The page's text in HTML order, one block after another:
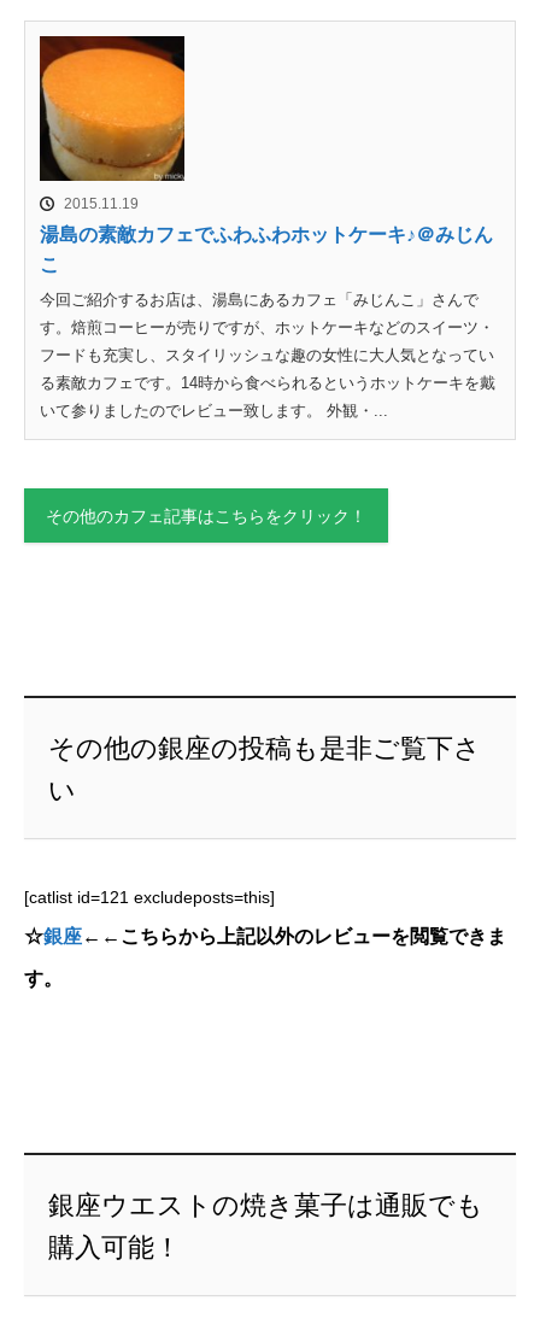
2015.11.19
湯島の素敵カフェでふわふわホットケーキ♪＠みじん
こ
今回ご紹介するお店は、湯島にあるカフェ「みじんこ」さんで
す。焙煎コーヒーが売りですが、ホットケーキなどのスイーツ・
フードも充実し、スタイリッシュな趣の女性に大人気となってい
る素敵カフェです。14時から食べられるというホットケーキを戴
いて参りましたのでレビュー致します。 外観・...
その他のカフェ記事はこちらをクリック！
その他の銀座の投稿も是非ご覧下さ
い
[catlist id=121 excludeposts=this]
☆銀座←←こちらから上記以外のレビューを閲覧できま
す。
銀座ウエストの焼き菓子は通販でも
購入可能！